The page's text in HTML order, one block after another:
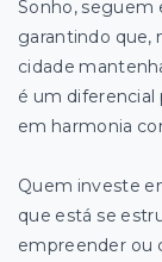
Sonho, seguem
garantindo que,
cidade
é um diferencial
em harmonia
Quem investe
que está se
empreender ou